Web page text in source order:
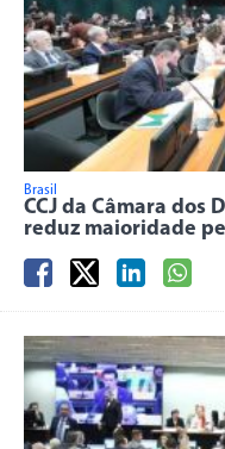
Brasil
CCJ da Câmara dos
reduz maioridade